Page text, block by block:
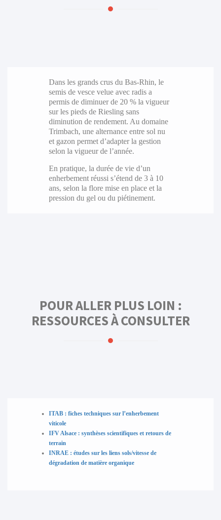
Dans les grands crus du Bas-Rhin, le
semis de vesce velue avec radis a
permis de diminuer de 20 % la vigueur
sur les pieds de Riesling sans
diminution de rendement. Au domaine
Trimbach, une alternance entre sol nu
et gazon permet d’adapter la gestion
selon la vigueur de l’année.
En pratique, la durée de vie d’un
enherbement réussi s’étend de 3 à 10
ans, selon la flore mise en place et la
pression du gel ou du piétinement.
POUR ALLER PLUS LOIN :
RESSOURCES À CONSULTER
ITAB : fiches techniques sur l’enherbement
viticole
IFV Alsace : synthèses scientifiques et retours de
terrain
INRAE : études sur les liens sols/vitesse de
dégradation de matière organique